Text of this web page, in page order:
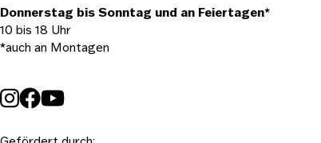
Donnerstag bis Sonntag und an Feiertagen*
10 bis 18 Uhr
*auch an Montagen